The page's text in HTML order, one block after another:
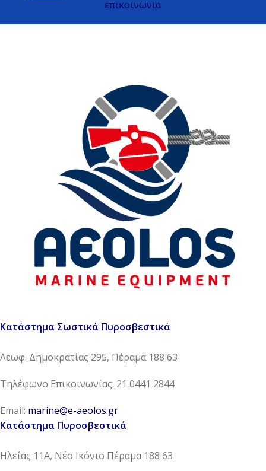
επικοινωνια
Κατάστημα Σωστικά Πυροσβεστικά
Λεωφ. Δημοκρατίας 295, Πέραμα 188 63
Τηλέφωνο Επικοινωνίας: 21 0441 2844
Email: marine@e-aeolos.gr
Κατάστημα Πυροσβεστικά
Ηλείας 11Α, Νέο Ικόνιο Πέραμα 188 63